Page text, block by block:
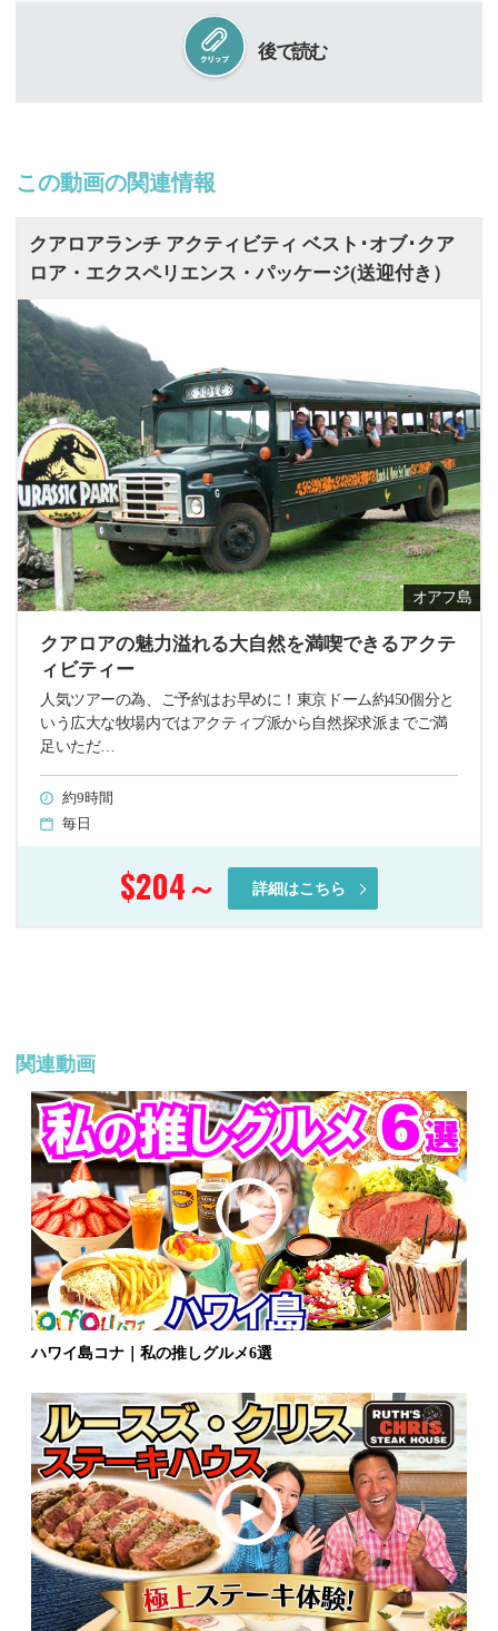
後で読む
この動画の関連情報
クアロアランチ アクティビティ ベスト･オブ･クア
ロア・エクスペリエンス・パッケージ(送迎付き）
オアフ島
クアロアの魅力溢れる大自然を満喫できるアクテ
ィビティー
人気ツアーの為、ご予約はお早めに！東京ドーム約450個分と
いう広大な牧場内ではアクティブ派から自然探求派までご満
足いただ…
約9時間
毎日
$204～ 詳細はこちら
関連動画
ハワイ島コナ｜私の推しグルメ6選